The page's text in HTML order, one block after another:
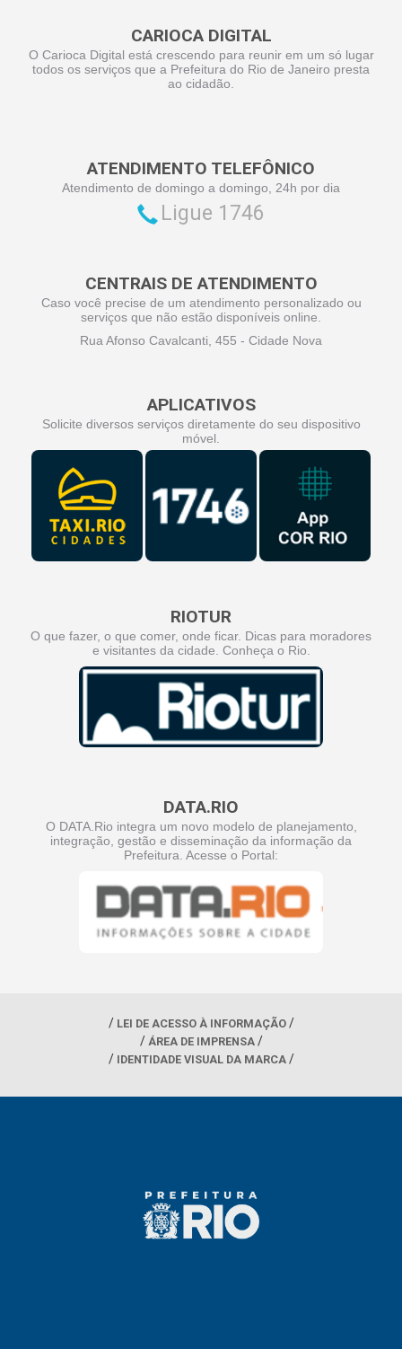
CARIOCA DIGITAL
O Carioca Digital está crescendo para reunir em um só lugar
todos os serviços que a Prefeitura do Rio de Janeiro presta
ao cidadão.
ATENDIMENTO TELEFÔNICO
Atendimento de domingo a domingo, 24h por dia
Ligue 1746
CENTRAIS DE ATENDIMENTO
Caso você precise de um atendimento personalizado ou
serviços que não estão disponíveis online.
Rua Afonso Cavalcanti, 455 - Cidade Nova
APLICATIVOS
Solicite diversos serviços diretamente do seu dispositivo
móvel.
RIOTUR
O que fazer, o que comer, onde ficar. Dicas para moradores
e visitantes da cidade. Conheça o Rio.
DATA.RIO
O DATA.Rio integra um novo modelo de planejamento,
integração, gestão e disseminação da informação da
Prefeitura. Acesse o Portal:
LEI DE ACESSO À INFORMAÇÃO
ÁREA DE IMPRENSA
IDENTIDADE VISUAL DA MARCA